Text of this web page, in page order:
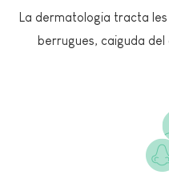
La dermatologia tracta
berrugues, caiguda del